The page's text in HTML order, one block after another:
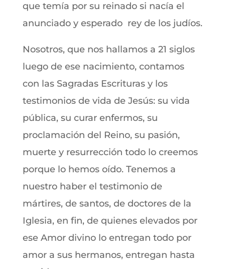
que temía por su reinado si nacía el
anunciado y esperado rey de los judíos.
Nosotros, que nos hallamos a 21 siglos
luego de ese nacimiento, contamos
con las Sagradas Escrituras y los
testimonios de vida de Jesús: su vida
pública, su curar enfermos, su
proclamación del Reino, su pasión,
muerte y resurrección todo lo creemos
porque lo hemos oído. Tenemos a
nuestro haber el testimonio de
mártires, de santos, de doctores de la
Iglesia, en fin, de quienes elevados por
ese Amor divino lo entregan todo por
amor a sus hermanos, entregan hasta